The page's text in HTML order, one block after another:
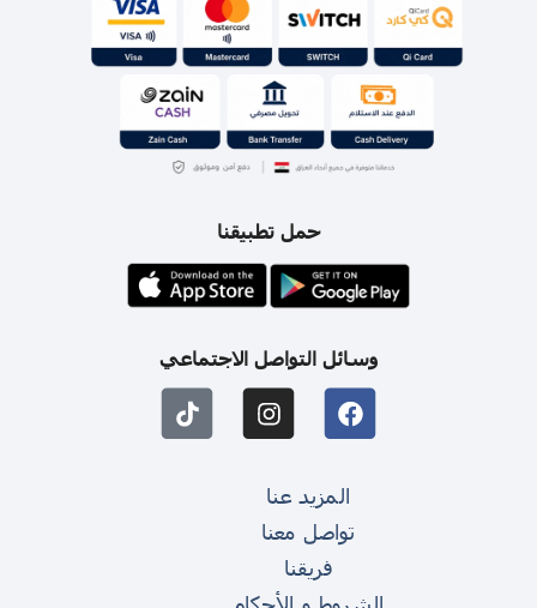
حمل تطبيقنا
وسائل التواصل الاجتماعي
المزيد عنا
تواصل معنا
فريقنا